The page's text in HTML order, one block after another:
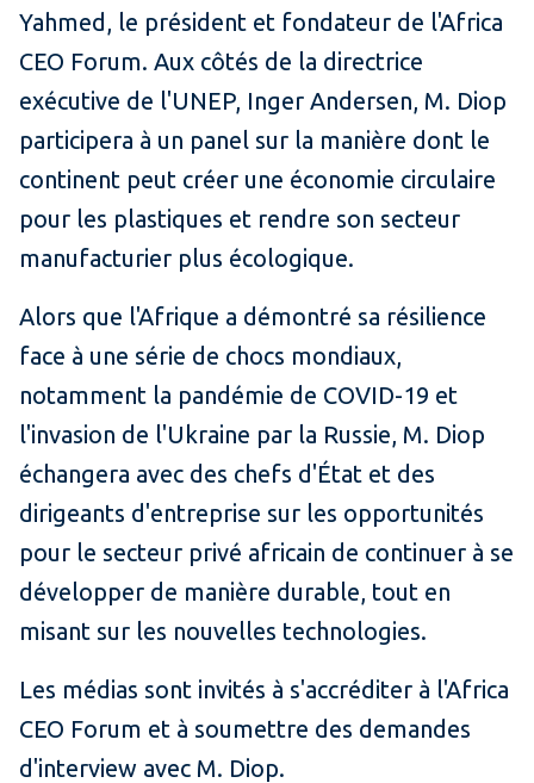
Yahmed, le président et fondateur de l'Africa
CEO Forum. Aux côtés de la directrice
exécutive de l'UNEP, Inger Andersen, M. Diop
participera à un panel sur la manière dont le
continent peut créer une économie circulaire
pour les plastiques et rendre son secteur
manufacturier plus écologique.
Alors que l'Afrique a démontré sa résilience
face à une série de chocs mondiaux,
notamment la pandémie de COVID-19 et
l'invasion de l'Ukraine par la Russie, M. Diop
échangera avec des chefs d'État et des
dirigeants d'entreprise sur les opportunités
pour le secteur privé africain de continuer à se
développer de manière durable, tout en
misant sur les nouvelles technologies.
Les médias sont invités à s'accréditer à l'Africa
CEO Forum et à soumettre des demandes
d'interview avec M. Diop.